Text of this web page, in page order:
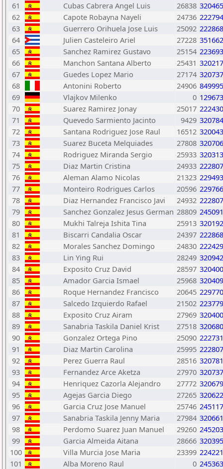
61
Cubas Cabrera Angel Luis 26838
62
Capote Robayna Nayeli 24736
63
Guerrero Orihuela Jose Luis 25092
64
Julien Casteleiro Ariel 27228
65
Sanchez Ramirez Gustavo 25154
66
Manchon Santana Alberto 25431
67
Guedes Lopez Mario 27174
68
Antonini Roberto 24906 849995
69
Vlajkov Milenko 0
70
Suarez Ramirez Jonay 25017
71
Quevedo Sarmiento Jacinto 9429
72
Santana Rodriguez Jose Raul 16512
73
Suarez Buceta Melquiades 27808
74
Rodriguez Miranda Sergio 25933
75
Diaz Martin Cristina 24933
76
Aleman Alamo Nicolas 21323
77
Monteiro Rodrigues Carlos 20596
78
Diaz Hernandez Francisco Javi 24932
79
Sanchez Gonzalez Jesus German 28809
80
Mukhi Talreja Ishita Tina 25913
81
Biscarri Candalia Oscar 24397
82
Morales Sanchez Domingo 24830
83
Lin Ying Rui 28249
84
Exposito Cruz David 28597
85
Amador Garcia Ismael 25968
86
Roque Hernandez Francisco 20645
87
Salcedo Izquierdo Rafael 21502
88
Exposito Cruz Airam 27969
89
Sanabria Taskila Daniel Krist 27518
90
Gonzalez Ortega Pino 25090
91
Diaz Martin Carolina 25995
92
Perez Guerra Raul 28516
93
Fernandez Arce Aketza 27970
94
Henriquez Cazorla Alejandro 27772
95
Agejas Garcia Diego 27265
96
Garcia Cruz Jose Manuel 25746
97
Sanabria Taskila Jenny Maria 27984
98
Perdomo Suarez Juan Manuel 29260
99
Garcia Almeida Aitana 28666
100
Villa Murcia Jose Maria 23399
101
Alba Moreno Raul 0